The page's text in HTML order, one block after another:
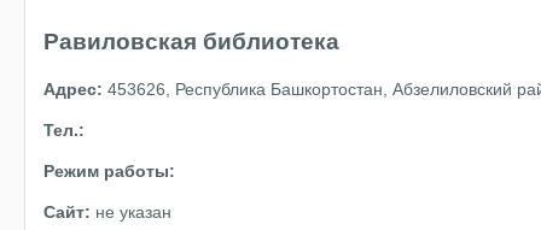
Равиловская библиотека
Адрес: 453626, Республика Башкортостан, Абзелиловский
Тел.:
Режим работы:
Сайт: не указан